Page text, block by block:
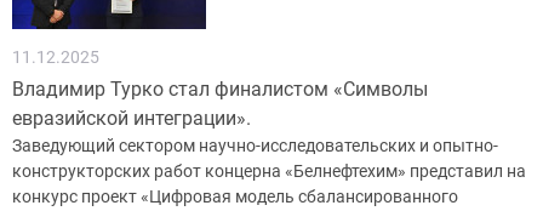
11.12.2025
Владимир Турко стал финалистом «Символы
евразийской интеграции».
Заведующий сектором научно-исследовательских и опытно-
конструкторских работ концерна «Белнефтехим» представил на
конкурс проект «Цифровая модель сбалансированного